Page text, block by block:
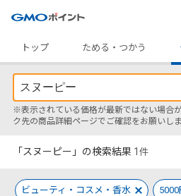
トップ
ためる・つかう
※表示されている価格が最新ではない場合
ク先の商品詳細ページでご確認をお願いしま
「スヌーピー」の検索結果 1 件
ビューティ・コスメ・香水